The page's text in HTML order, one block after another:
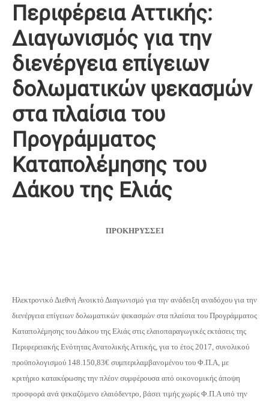
Περιφέρεια Αττικής:
Διαγωνισμός για την
διενέργεια επίγειων
δολωματικών ψεκασμών
στα πλαίσια του
Προγράμματος
Καταπολέμησης του
Δάκου της Ελιάς
ΠΡΟΚΗΡΥΣΣΕΙ
Ηλεκτρονικό Διεθνή Ανοικτό Διαγωνισμό για την ανάδειξη αναδόχου για την
διενέργεια επίγειων δολωματικών ψεκασμών στα πλαίσια του Προγράμματος
Καταπολέμησης του Δάκου της Ελιάς στις ελαιοπαραγωγικές εκτάσεις της
Περιφερειακής Ενότητας Ανατολικής Αττικής, για το έτος 2017, συνολικού
προϋπολογισμού 148.150,83€ συμπεριλαμβανομένου του Φ.Π.Α, με
κριτήριο κατακύρωσης την πλέον συμφέρουσα από οικονομικής άποψη
προσφορά ανά ψεκαζόμενο ελαιόδεντρο, βάσει τιμής χωρίς Φ.Π.Α υπό την